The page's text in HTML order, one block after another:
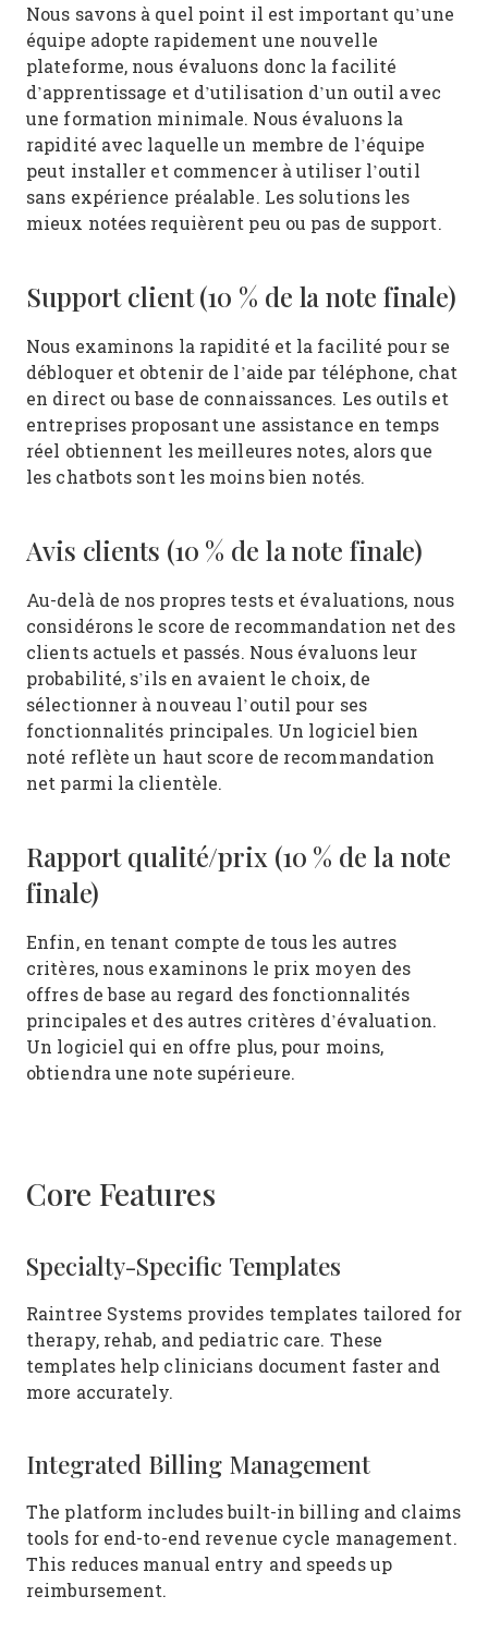
Nous savons à quel point il est important qu’une
équipe adopte rapidement une nouvelle
plateforme, nous évaluons donc la facilité
d’apprentissage et d’utilisation d’un outil avec
une formation minimale. Nous évaluons la
rapidité avec laquelle un membre de l’équipe
peut installer et commencer à utiliser l’outil
sans expérience préalable. Les solutions les
mieux notées requièrent peu ou pas de support.
Support client (10 % de la note finale)
Nous examinons la rapidité et la facilité pour se
débloquer et obtenir de l’aide par téléphone, chat
en direct ou base de connaissances. Les outils et
entreprises proposant une assistance en temps
réel obtiennent les meilleures notes, alors que
les chatbots sont les moins bien notés.
Avis clients (10 % de la note finale)
Au-delà de nos propres tests et évaluations, nous
considérons le score de recommandation net des
clients actuels et passés. Nous évaluons leur
probabilité, s’ils en avaient le choix, de
sélectionner à nouveau l’outil pour ses
fonctionnalités principales. Un logiciel bien
noté reflète un haut score de recommandation
net parmi la clientèle.
Rapport qualité/prix (10 % de la note
finale)
Enfin, en tenant compte de tous les autres
critères, nous examinons le prix moyen des
offres de base au regard des fonctionnalités
principales et des autres critères d’évaluation.
Un logiciel qui en offre plus, pour moins,
obtiendra une note supérieure.
Core Features
Specialty-Specific Templates
Raintree Systems provides templates tailored for
therapy, rehab, and pediatric care. These
templates help clinicians document faster and
more accurately.
Integrated Billing Management
The platform includes built-in billing and claims
tools for end-to-end revenue cycle management.
This reduces manual entry and speeds up
reimbursement.